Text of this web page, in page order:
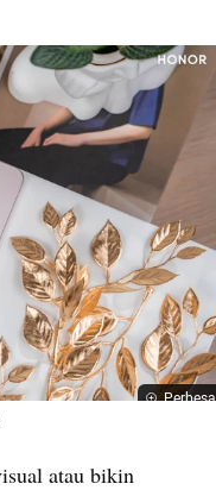
atau bikin